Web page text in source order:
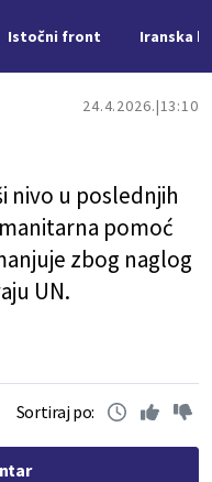
Istočni front Iranska
24.4.2026. 13:10
nivo u poslednjih
pomoć
zbog naglog
UN.
Sortiraj po: